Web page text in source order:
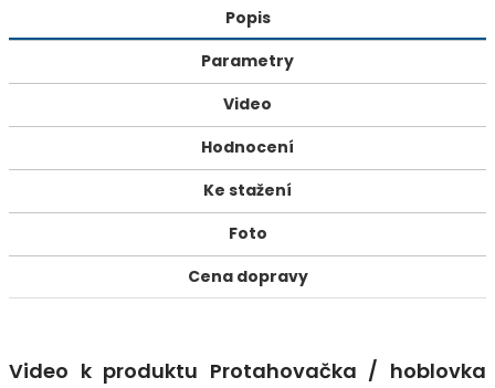
Popis
Parametry
Video
Hodnocení
Ke stažení
Foto
Cena dopravy
Video k produktu Protahovačka / hoblovka